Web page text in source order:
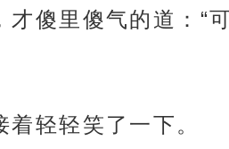
傻里傻气的道：“
轻轻笑了一下。